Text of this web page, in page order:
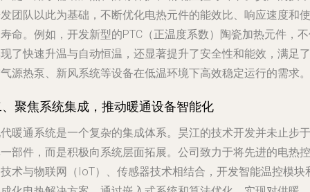
团队以此为基础，不断优化电热元件的能效比、响应速度和使
命。例如，开发新型的PTC（正温度系数）陶瓷加热元件，
了快速升温与自动恒温，还显著提升了安全性和能效，满足了
源热泵、新风系统等设备在低温环境下高效稳定运行的需求。
聚焦系统集成，推动暖通设备智能化
暖通系统是一个复杂的集成体系。昊江的技术开发并未止步于
部件，而是积极向系统层面拓展。公司致力于将先进的电热控
术与物联网（IoT）、传感器技术相结合，开发智能温控模块